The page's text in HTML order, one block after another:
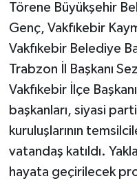
Törene Büyükşehir
Genç, Vakfıkebir
Vakfıkebir Belediye
Trabzon İl Başkanı
Vakfıkebir İlçe
başkanları, siyasi
kuruluşlarının
vatandaş katıldı.
hayata geçirilecek